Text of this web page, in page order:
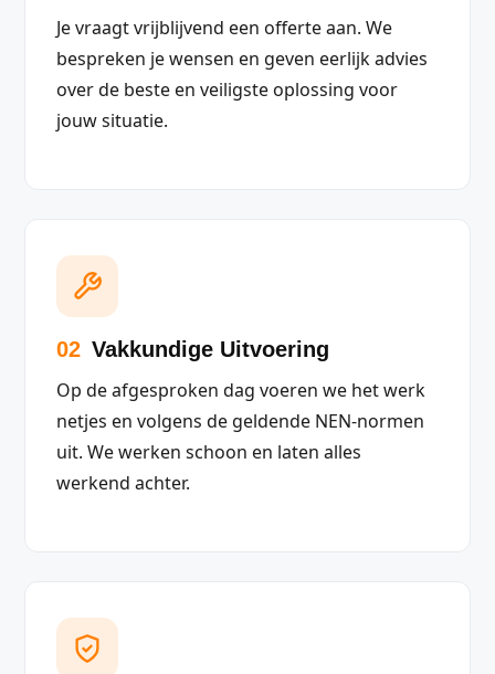
Je vraagt vrijblijvend een offerte aan. We
bespreken je wensen en geven eerlijk advies
over de beste en veiligste oplossing voor
jouw situatie.
02 Vakkundige Uitvoering
Op de afgesproken dag voeren we het werk
netjes en volgens de geldende NEN-normen
uit. We werken schoon en laten alles
werkend achter.